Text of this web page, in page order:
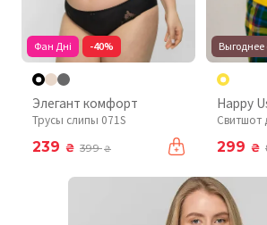
Фан Дні -40%
Элегант комфорт
Трусы слипы 071S
239 ₴ 399₴
Выгоднее
Happy
Свитшот
299 ₴